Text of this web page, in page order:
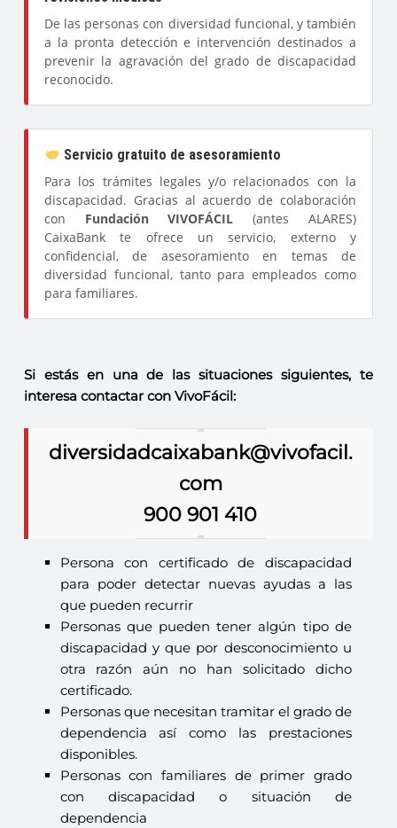
De las personas con diversidad funcional, y también
a la pronta detección e intervención destinados a
prevenir la agravación del grado de discapacidad
reconocido.
Servicio gratuito de asesoramiento
Para los trámites legales y/o relacionados con la
discapacidad. Gracias al acuerdo de colaboración
con Fundación VIVOFÁCIL (antes ALARES)
CaixaBank te ofrece un servicio, externo y
confidencial, de asesoramiento en temas de
diversidad funcional, tanto para empleados como
para familiares.
Si estás en una de las situaciones siguientes, te
interesa contactar con VivoFácil:
diversidadcaixabank@vivofacil.
com
900 901 410
Persona con certificado de discapacidad
para poder detectar nuevas ayudas a las
que pueden recurrir
Personas que pueden tener algún tipo de
discapacidad y que por desconocimiento u
otra razón aún no han solicitado dicho
certificado.
Personas que necesitan tramitar el grado de
dependencia así como las prestaciones
disponibles.
Personas con familiares de primer grado
con discapacidad o situación de
dependencia